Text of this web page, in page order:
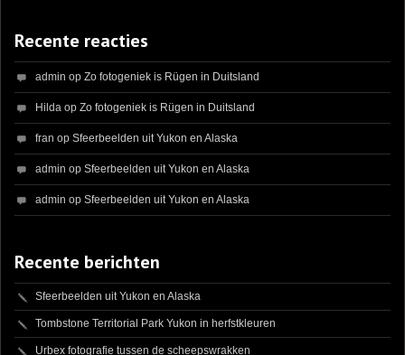
Recente reacties
admin op Zo fotogeniek is Rügen in Duitsland
Hilda op Zo fotogeniek is Rügen in Duitsland
fran op Sfeerbeelden uit Yukon en Alaska
admin op Sfeerbeelden uit Yukon en Alaska
admin op Sfeerbeelden uit Yukon en Alaska
Recente berichten
Sfeerbeelden uit Yukon en Alaska
Tombstone Territorial Park Yukon in herfstkleuren
Urbex fotografie tussen de scheepswrakken